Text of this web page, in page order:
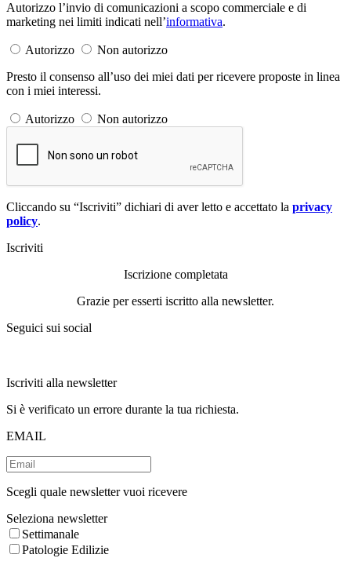
Autorizzo l’invio di comunicazioni a scopo commerciale e di
marketing nei limiti indicati nell’informativa.
Autorizzo
Non autorizzo
Presto il consenso all’uso dei miei dati per ricevere proposte in linea
con i miei interessi.
Autorizzo Non autorizzo
Cliccando su “Iscriviti” dichiari di aver letto e accettato la privacy
policy.
Iscriviti
Iscrizione completata
Grazie per esserti iscritto alla newsletter.
Seguici sui social
Iscriviti alla newsletter
Si è verificato un errore durante la tua richiesta.
EMAIL
Scegli quale newsletter vuoi ricevere
Seleziona newsletter
Settimanale
Patologie Edilizie